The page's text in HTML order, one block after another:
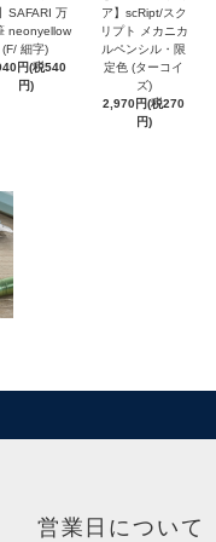
SAFARI 万
neonyellow
(F/ 細字)
円(税540
円)
ア】scRipt/スク
リプト メカニカ
ルペンシル・限
定色 (ターコイ
ズ)
2,970円(税270
円)
営業日について